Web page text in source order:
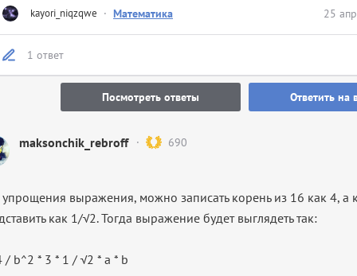
kayori_niqzqwe · Математика 25
1 ответ
Посмотреть ответы Ответить на
maksonchik_rebroff 690
выражения, можно записать корень из 16 как 4, а
как 1/√2. Тогда выражение будет выглядеть так:
/ b^2 * 3 * 1 / √2 * a * b